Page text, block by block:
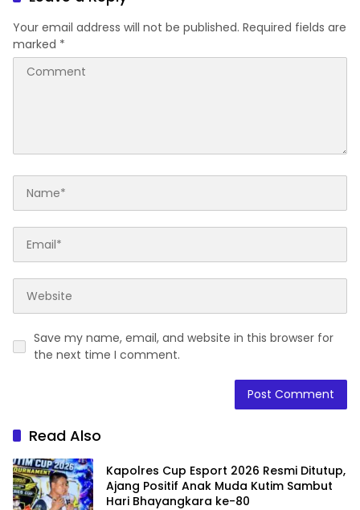
Your email address will not be published. Required fields are
marked *
Save my name, email, and website in this browser for
the next time I comment.
Read Also
Kapolres Cup Esport 2026 Resmi Ditutup,
Ajang Positif Anak Muda Kutim Sambut
Hari Bhayangkara ke-80